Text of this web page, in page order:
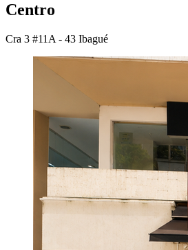
Centro
Cra 3 #11A - 43 Ibagué